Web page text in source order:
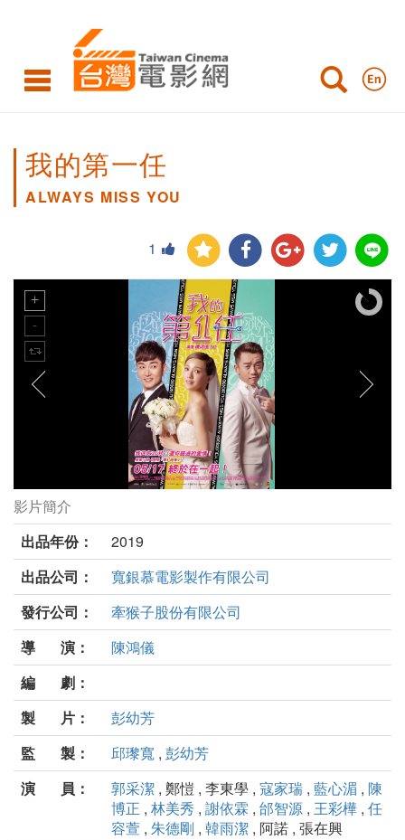
我的第一任
ALWAYS MISS YOU
1
我的第一任劇照
影片簡介
出品年份：
2019
出品公司：
寬銀慕電影製作有限公司
發行公司：
牽猴子股份有限公司
導 演：
陳鴻儀
編 劇：
製 片：
彭幼芳
監 製：
邱瓈寬 , 彭幼芳
演 員：
郭采潔 , 鄭愷 , 李東學 , 寇家瑞 , 藍心湄 , 陳
博正 , 林美秀 , 謝依霖 , 邰智源 , 王彩樺 , 任
容萱 , 朱德剛 , 韓雨潔 , 阿諾 , 張在興